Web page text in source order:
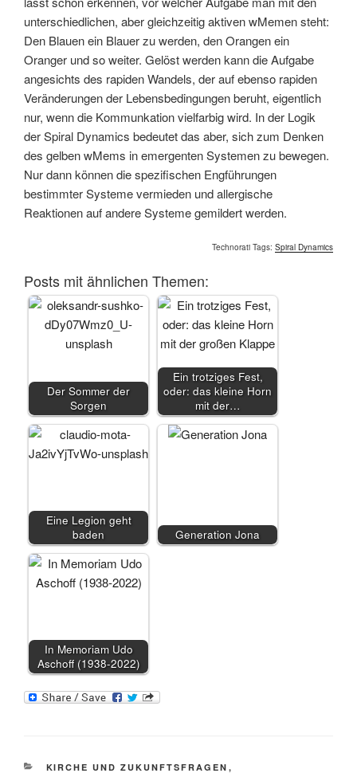
unterschiedlichen, aber gleichzeitig aktiven wMemen steht:
Den Blauen ein Blauer zu werden, den Orangen ein
Oranger und so weiter. Gelöst werden kann die Aufgabe
angesichts des rapiden Wandels, der auf ebenso rapiden
Veränderungen der Lebensbedingungen beruht, eigentlich
nur, wenn die Kommunkation vielfarbig wird. In der Logik
der Spiral Dynamics bedeutet das aber, sich zum Denken
des gelben wMems in emergenten Systemen zu bewegen.
Nur dann können die spezifischen Engführungen
bestimmter Systeme vermieden und allergische
Reaktionen auf andere Systeme gemildert werden.
Technorati Tags: Spiral Dynamics
Posts mit ähnlichen Themen:
Der Sommer der
Sorgen
Ein trotziges Fest,
oder: das kleine Horn
mit der…
Eine Legion geht
baden
Generation Jona
In Memoriam Udo
Aschoff (1938-2022)
KATEGORIEN
KIRCHE UND ZUKUNFTSFRAGEN ,